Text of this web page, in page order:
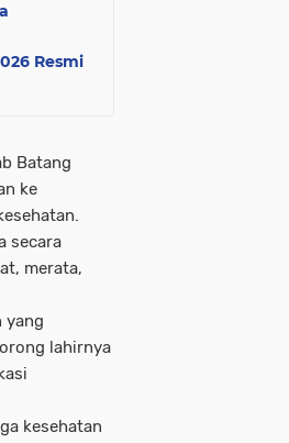
Resmi
Batang
ke
secara
merata,
yang
lahirnya
kesehatan